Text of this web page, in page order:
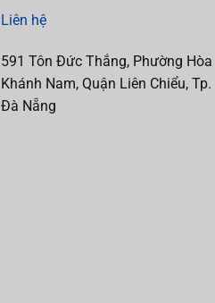
Liên hệ
591 Tôn Đức Thắng, Phường Hòa
Khánh Nam, Quận Liên Chiểu, Tp.
Đà Nẵng